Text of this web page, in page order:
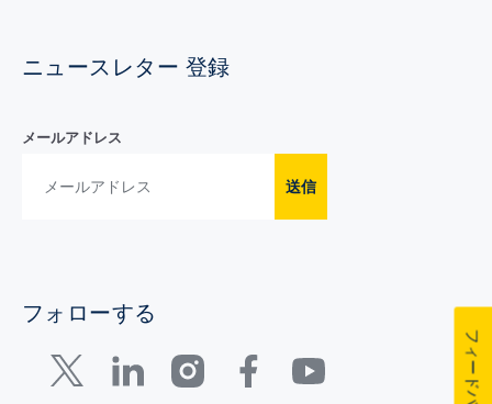
ニュースレター 登録
メールアドレス
送信
フォローする